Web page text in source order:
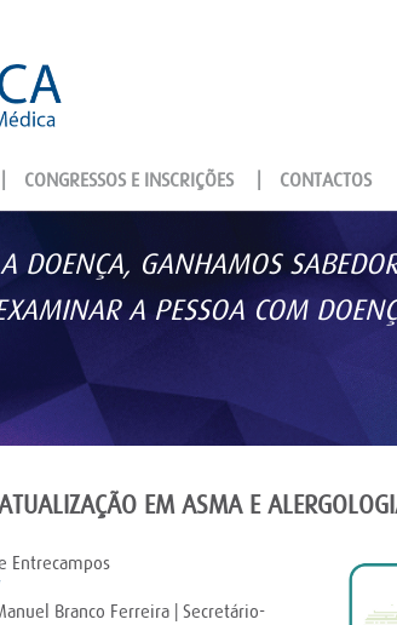
CONGRESSOS E INSCRIÇÕES CONTACTOS
DOENÇA, GANHAMOS
A PESSOA COM
EM ASMA E
Entrecampos
Branco Ferreira | Secretário-